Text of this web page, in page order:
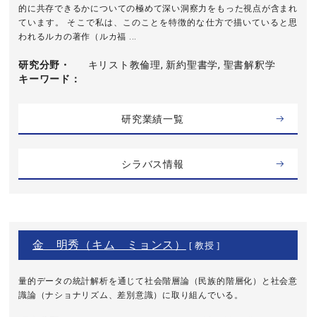
的に共存できるかについての極めて深い洞察力をもった視点が含まれ
ています。 そこで私は、このことを特徴的な仕方で描いていると思
われるルカの著作（ルカ福 ...
研究分野・
キーワード
キリスト教倫理, 新約聖書学, 聖書解釈学
研究業績一覧
シラバス情報
金 明秀（キム ミョンス） [ 教授 ]
量的データの統計解析を通じて社会階層論（民族的階層化）と社会意
識論（ナショナリズム、差別意識）に取り組んでいる。